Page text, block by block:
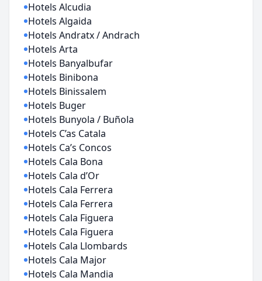
Hotels Alcudia
Hotels Algaida
Hotels Andratx / Andrach
Hotels Arta
Hotels Banyalbufar
Hotels Binibona
Hotels Binissalem
Hotels Buger
Hotels Bunyola / Buñola
Hotels C’as Catala
Hotels Ca’s Concos
Hotels Cala Bona
Hotels Cala d’Or
Hotels Cala Ferrera
Hotels Cala Ferrera
Hotels Cala Figuera
Hotels Cala Figuera
Hotels Cala Llombards
Hotels Cala Major
Hotels Cala Mandia